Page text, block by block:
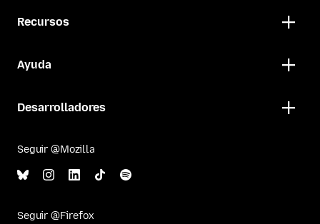
Recursos
Ayuda
Desarrolladores
Seguir @Mozilla
Seguir @Firefox